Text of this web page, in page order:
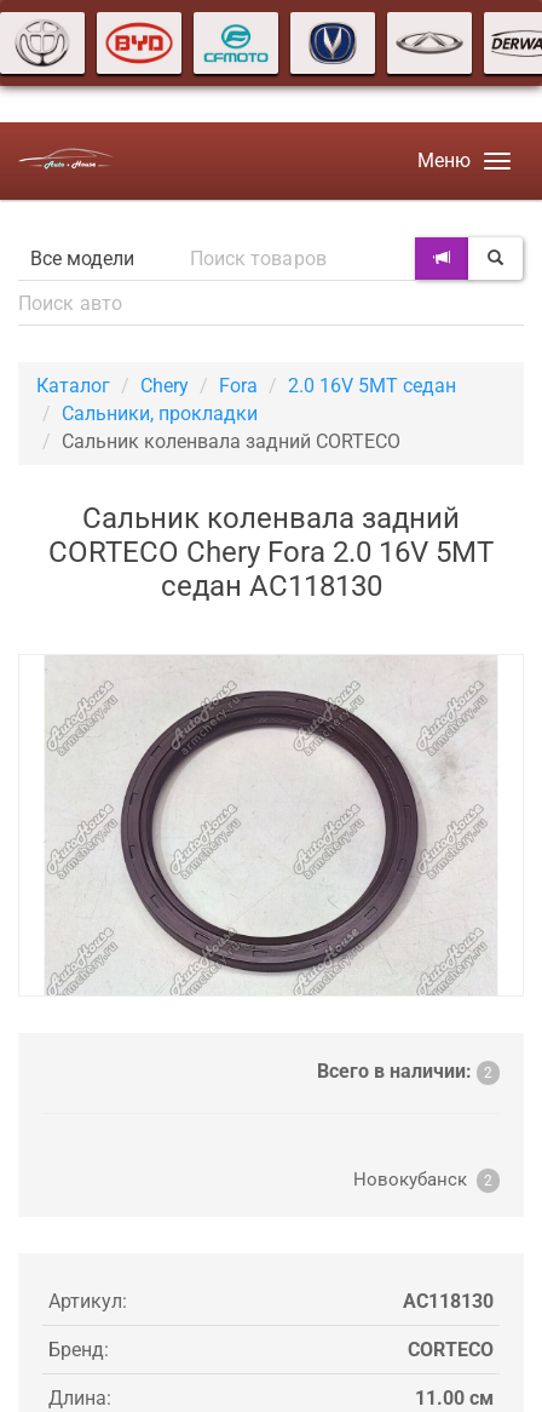
Меню
Каталог Chery Fora
2.0 16V 5MT седан
Сальники, прокладки
Сальник коленвала задний CORTECO
Сальник коленвала задний
CORTECO Chery Fora 2.0 16V 5MT
седан AC118130
Всего в наличии: 2
Новокубанск 2
Артикул: AC118130
Бренд: CORTECO
Длина: 11.00 см